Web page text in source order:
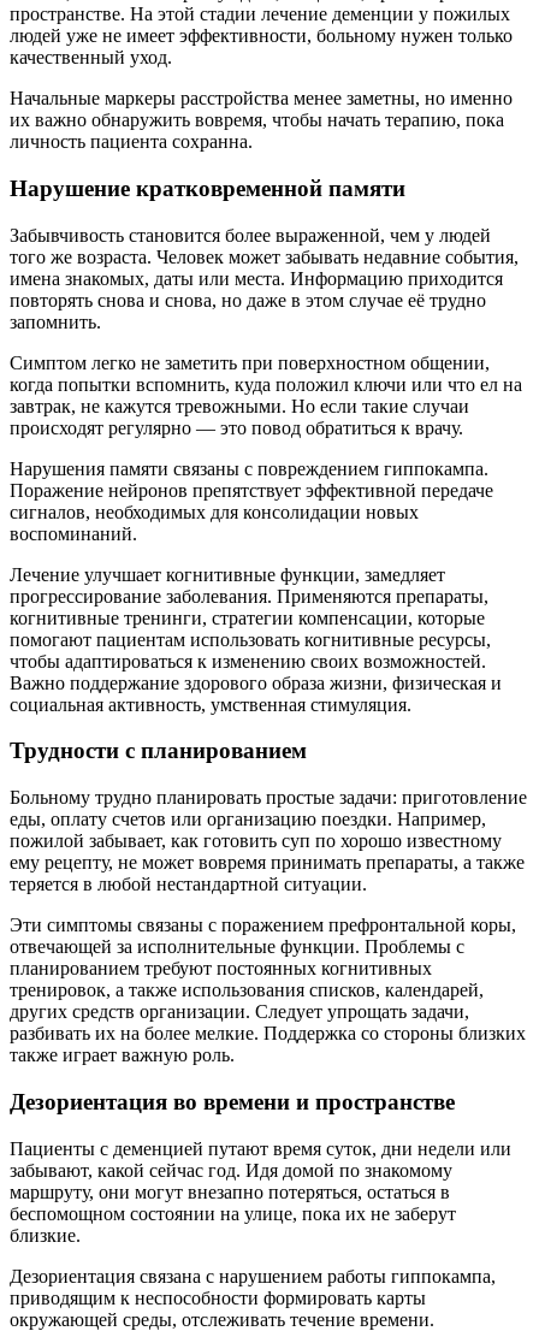
пространстве. На этой стадии лечение деменции у пожилых
людей уже не имеет эффективности, больному нужен только
качественный уход.
Начальные маркеры расстройства менее заметны, но именно
их важно обнаружить вовремя, чтобы начать терапию, пока
личность пациента сохранна.
Нарушение кратковременной памяти
Забывчивость становится более выраженной, чем у людей
того же возраста. Человек может забывать недавние события,
имена знакомых, даты или места. Информацию приходится
повторять снова и снова, но даже в этом случае её трудно
запомнить.
Симптом легко не заметить при поверхностном общении,
когда попытки вспомнить, куда положил ключи или что ел на
завтрак, не кажутся тревожными. Но если такие случаи
происходят регулярно — это повод обратиться к врачу.
Нарушения памяти связаны с повреждением гиппокампа.
Поражение нейронов препятствует эффективной передаче
сигналов, необходимых для консолидации новых
воспоминаний.
Лечение улучшает когнитивные функции, замедляет
прогрессирование заболевания. Применяются препараты,
когнитивные тренинги, стратегии компенсации, которые
помогают пациентам использовать когнитивные ресурсы,
чтобы адаптироваться к изменению своих возможностей.
Важно поддержание здорового образа жизни, физическая и
социальная активность, умственная стимуляция.
Трудности с планированием
Больному трудно планировать простые задачи: приготовление
еды, оплату счетов или организацию поездки. Например,
пожилой забывает, как готовить суп по хорошо известному
ему рецепту, не может вовремя принимать препараты, а также
теряется в любой нестандартной ситуации.
Эти симптомы связаны с поражением префронтальной коры,
отвечающей за исполнительные функции. Проблемы с
планированием требуют постоянных когнитивных
тренировок, а также использования списков, календарей,
других средств организации. Следует упрощать задачи,
разбивать их на более мелкие. Поддержка со стороны близких
также играет важную роль.
Дезориентация во времени и пространстве
Пациенты с деменцией путают время суток, дни недели или
забывают, какой сейчас год. Идя домой по знакомому
маршруту, они могут внезапно потеряться, остаться в
беспомощном состоянии на улице, пока их не заберут
близкие.
Дезориентация связана с нарушением работы гиппокампа,
приводящим к неспособности формировать карты
окружающей среды, отслеживать течение времени.